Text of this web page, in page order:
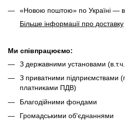
«Новою поштою» по Україні —
Більше інформації про доставку
Ми співпрацюємо:
З державними установами
З приватними підприємствами
платниками ПДВ)
Благодійними фондами
Громадськими об'єднаннями